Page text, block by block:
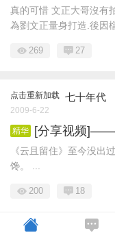
真的可惜 文正大哥沒有
為劉文正量身打造.後因
269 27
点击重新加载 七十年代
2009-6-22
精华 [分享视频]——
《云且留住》至今没出
馋。 ...
200 18